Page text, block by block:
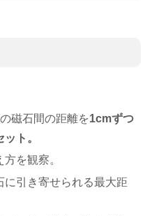
磁石間の距離を1cmずつ
ト。
を観察。
に引き寄せられる最大距